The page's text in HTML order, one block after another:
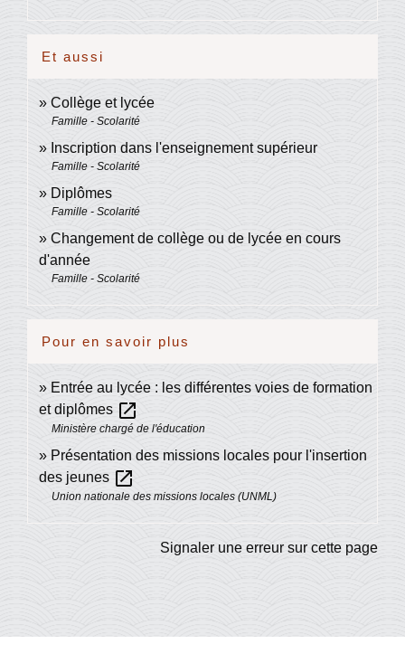
Et aussi
Collège et lycée
Famille - Scolarité
Inscription dans l'enseignement supérieur
Famille - Scolarité
Diplômes
Famille - Scolarité
Changement de collège ou de lycée en cours
d'année
Famille - Scolarité
Pour en savoir plus
Entrée au lycée : les différentes voies de formation
et diplômes open_in_new
Ministère chargé de l'éducation
Présentation des missions locales pour l'insertion
des jeunes open_in_new
Union nationale des missions locales (UNML)
Signaler une erreur sur cette page